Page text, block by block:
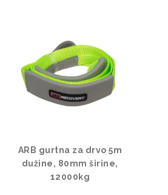
ARB gurtna za drvo 5m
dužine, 80mm širine,
12000kg